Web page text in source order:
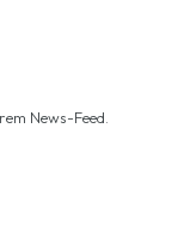
News-Feed.